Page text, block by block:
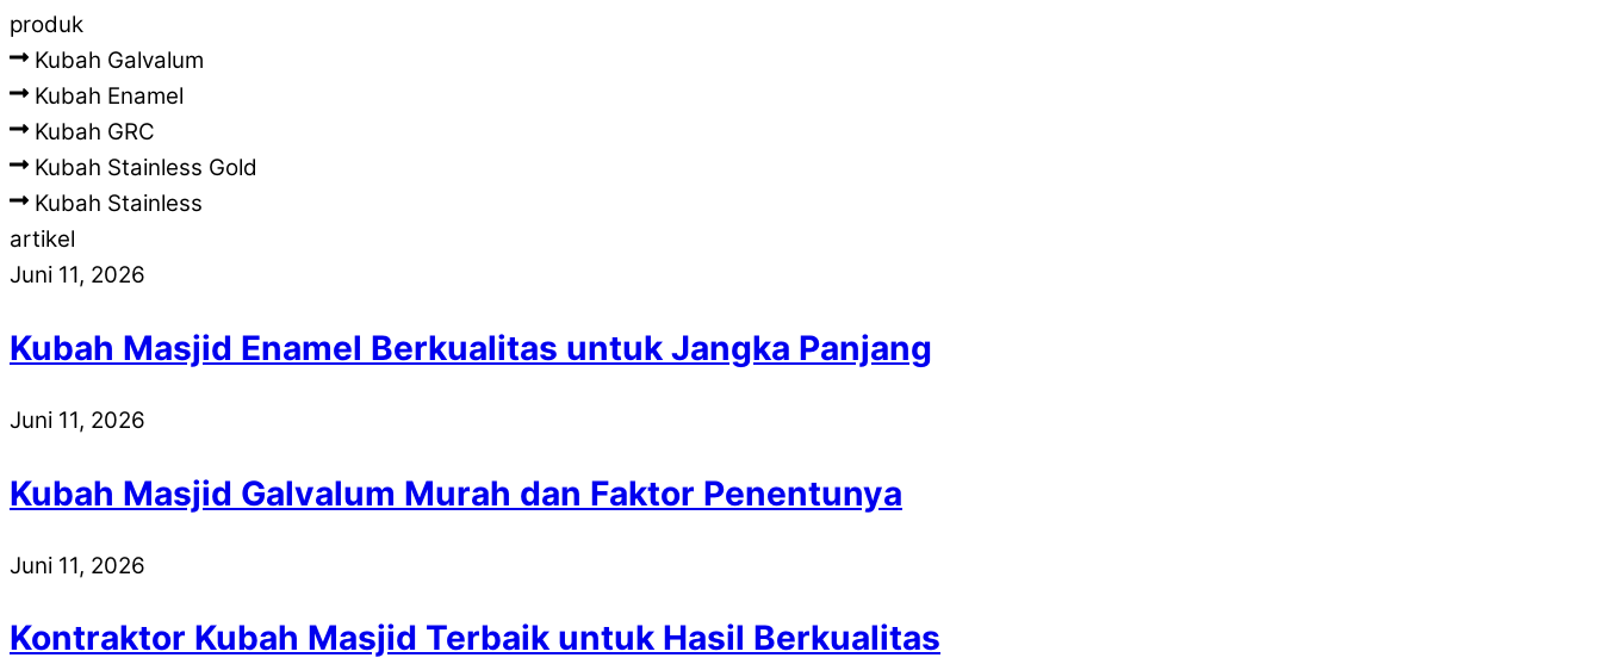
produk
Kubah Galvalum
Kubah Enamel
Kubah GRC
Kubah Stainless Gold
Kubah Stainless
artikel
Juni 11, 2026
Kubah Masjid Enamel Berkualitas untuk Jangka Panjang
Juni 11, 2026
Kubah Masjid Galvalum Murah dan Faktor Penentunya
Juni 11, 2026
Kontraktor Kubah Masjid Terbaik untuk Hasil Berkualitas